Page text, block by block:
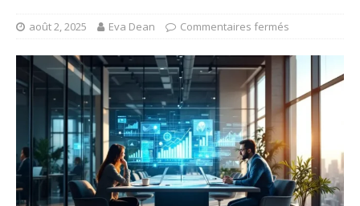
août 2, 2025 Eva Dean Commentaires fermés